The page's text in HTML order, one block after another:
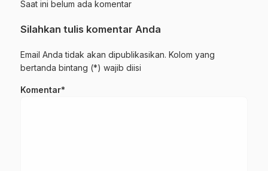
Saat ini belum ada komentar
Silahkan tulis komentar Anda
Email Anda tidak akan dipublikasikan. Kolom yang
bertanda bintang (*) wajib diisi
Komentar*